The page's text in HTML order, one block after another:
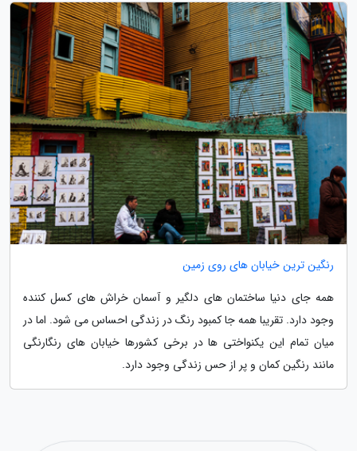
رنگین ترین خیابان های روی زمین
همه جای دنیا ساختمان های دلگیر و آسمان خراش های کسل کننده
وجود دارد. تقریبا همه جا کمبود رنگ در زندگی احساس می شود. اما در
میان تمام این یکنواختی ها در برخی کشورها خیابان های رنگارنگی
مانند رنگین کمان و پر از حس زندگی وجود دارد.